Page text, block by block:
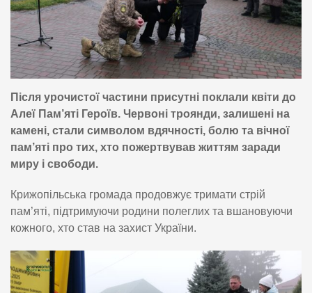
Після урочистої частини присутні поклали квіти до
Алеї Пам’яті Героїв. Червоні троянди, залишені на
камені, стали символом вдячності, болю та вічної
пам’яті про тих, хто пожертвував життям заради
миру і свободи.
Крижопільська громада продовжує тримати стрій
пам’яті, підтримуючи родини полеглих та вшановуючи
кожного, хто став на захист України.